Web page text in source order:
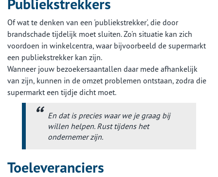
Of wat te denken van een 'publiekstrekker', die door
brandschade tijdelijk moet sluiten. Zo'n situatie kan zich
voordoen in winkelcentra, waar bijvoorbeeld de supermarkt
een publiekstrekker kan zijn.
Wanneer jouw bezoekersaantallen daar mede afhankelijk
van zijn, kunnen in de omzet problemen ontstaan, zodra die
supermarkt een tijdje dicht moet.
En dat is precies waar we je graag bij
willen helpen. Rust tijdens het
ondernemer zijn.
Toeleveranciers